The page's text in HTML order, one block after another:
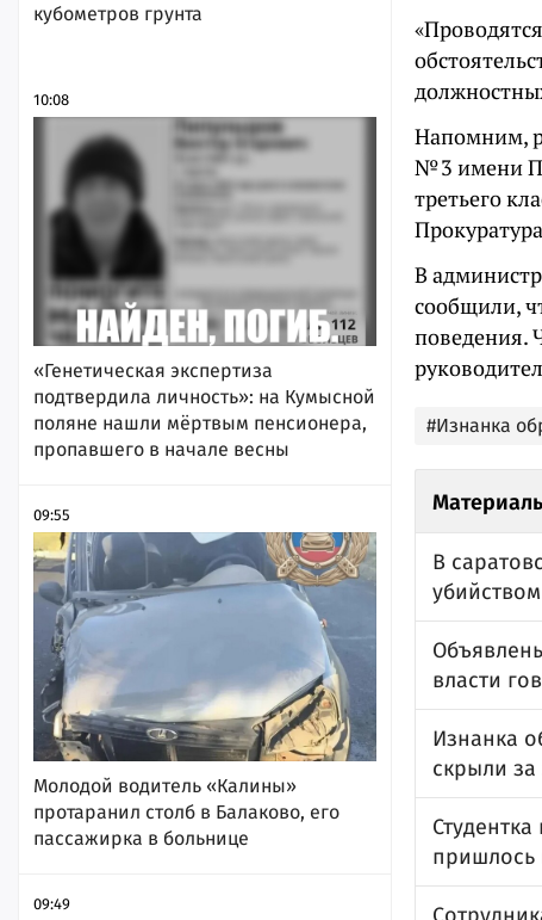
кубометров грунта
10:08
«Генетическая экспертиза
подтвердила личность»: на Кумысной
поляне нашли мёртвым пенсионера,
пропавшего в начале весны
09:55
Молодой водитель «Калины»
протаранил столб в Балаково, его
пассажирка в больнице
09:49
Напомним,
№ 3 имени
третьего
В
сообщили,
поведения.
#Изнанка
В
убийством
власти
Изнанка
скрыли
пришлось